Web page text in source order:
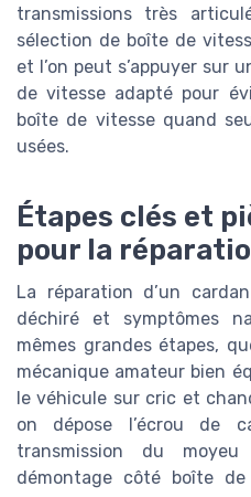
transmissions très
sélection de boîte de
et l’on peut s’appuyer sur
de vitesse adapté pour
boîte de vitesse quand
usées.
Étapes clés et
pour la
La réparation d’un
déchiré et symptômes
mêmes grandes étapes,
mécanique amateur bien
le véhicule sur cric et
on dépose l’écrou de
transmission du
démontage côté boîte